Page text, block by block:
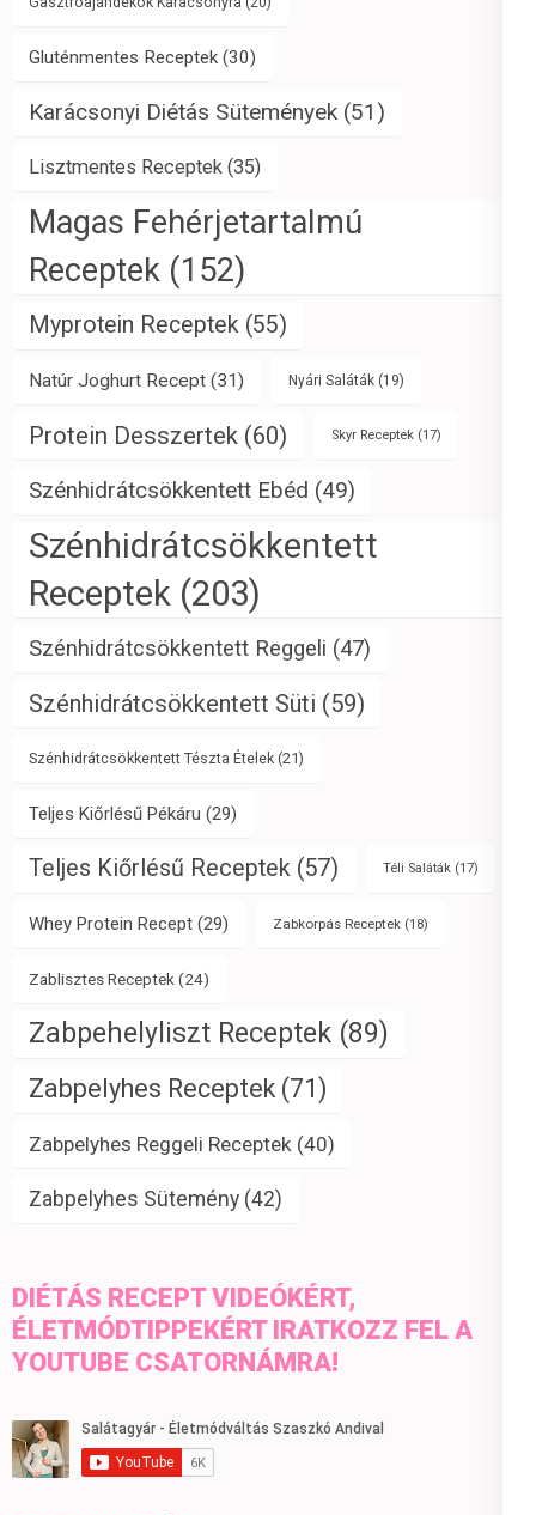
Gluténmentes Receptek (30)
Karácsonyi Diétás Sütemények (51)
Lisztmentes Receptek (35)
Magas Fehérjetartalmú
Receptek (152)
Myprotein Receptek (55)
Natúr Joghurt Recept (31) Nyári Saláták (19)
Protein Desszertek (60) Skyr Receptek (17)
Szénhidrátcsökkentett Ebéd (49)
Szénhidrátcsökkentett
Receptek (203)
Szénhidrátcsökkentett Reggeli (47)
Szénhidrátcsökkentett Süti (59)
Szénhidrátcsökkentett Tészta Ételek (21)
Teljes Kiőrlésű Pékáru (29)
Teljes Kiőrlésű Receptek (57) Téli Saláták (17)
Whey Protein Recept (29) Zabkorpás Receptek (18)
Zablisztes Receptek(24)
Zabpehelyliszt Receptek (89)
Zabpelyhes Receptek (71)
Zabpelyhes Reggeli Receptek (40)
Zabpelyhes Sütemény (42)
DIÉTÁS RECEPT VIDEÓKÉRT,
ÉLETMÓDTIPPEKÉRT IRATKOZZ FEL A
YOUTUBE CSATORNÁMRA!